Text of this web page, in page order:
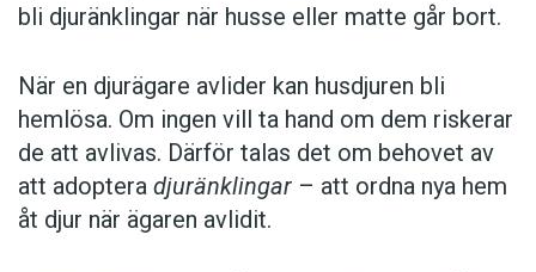
bli djuränklingar när husse eller matte går bort.
När en djurägare avlider kan husdjuren bli
hemlösa. Om ingen vill ta hand om dem riskerar
de att avlivas. Därför talas det om behovet av
att adoptera djuränklingar – att ordna nya hem
åt djur när ägaren avlidit.